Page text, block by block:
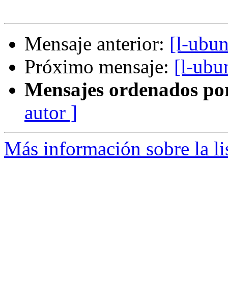
Mensaje anterior: [l-
Próximo mensaje: [l-
Mensajes ordenados
autor ]
Más información sobre la